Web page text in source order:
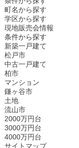
町名から探す
学区から探す
現地販売会情報
条件から探す
新築一戸建て
松戸市
中古一戸建て
柏市
マンション
鎌ヶ谷市
土地
流山市
2000万円台
3000万円台
4000万円台
サイトマップ